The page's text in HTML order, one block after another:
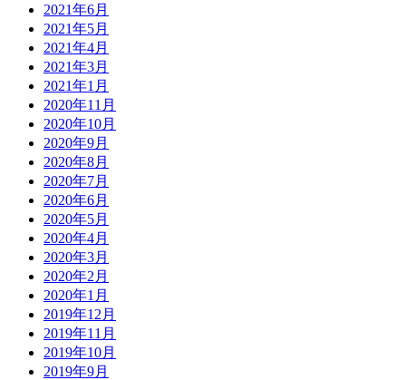
2021年6月
2021年5月
2021年4月
2021年3月
2021年1月
2020年11月
2020年10月
2020年9月
2020年8月
2020年7月
2020年6月
2020年5月
2020年4月
2020年3月
2020年2月
2020年1月
2019年12月
2019年11月
2019年10月
2019年9月